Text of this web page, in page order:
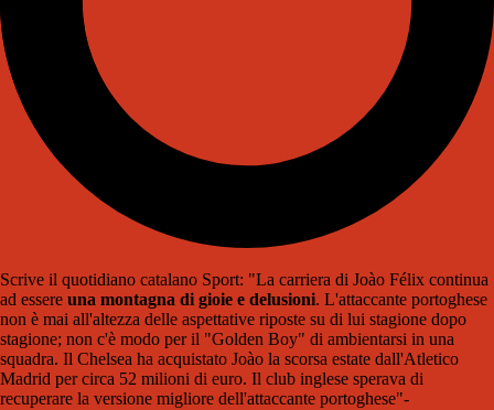
Scrive il quotidiano catalano Sport: "La carriera di Joào Félix continua
ad essere una montagna di gioie e delusioni. L'attaccante portoghese
non è mai all'altezza delle aspettative riposte su di lui stagione dopo
stagione; non c'è modo per il "Golden Boy" di ambientarsi in una
squadra. Il Chelsea ha acquistato Joào la scorsa estate dall'Atletico
Madrid per circa 52 milioni di euro. Il club inglese sperava di
recuperare la versione migliore dell'attaccante portoghese"-